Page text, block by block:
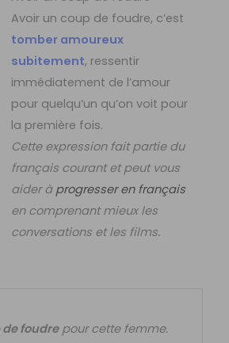
Avoir un coup de foudre, c’est
tomber amoureux
subitement, ressentir
immédiatement de l’amour
pour quelqu’un qu’on voit pour
la première fois.
Cette expression fait partie du
français courant et peut vous
aider à progresser en français
en comprenant mieux les
conversations et les films.
foudrepour cette femme.